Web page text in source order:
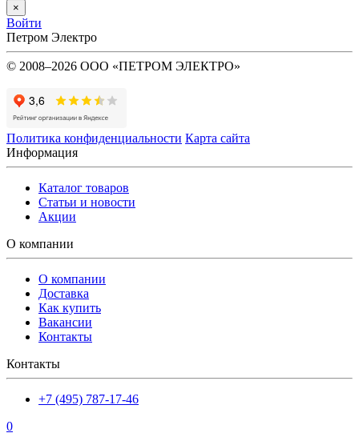
×
Войти
Петром Электро
© 2008–2026 ООО «ПЕТРОМ ЭЛЕКТРО»
Политика конфиденциальности Карта сайта
Информация
Каталог товаров
Статьи и новости
Акции
О компании
О компании
Доставка
Как купить
Вакансии
Контакты
Контакты
+7 (495) 787-17-46
0